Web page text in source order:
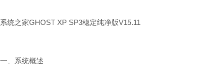
系统之家GHOST XP SP3稳定纯净版V15.11
一、系统概述